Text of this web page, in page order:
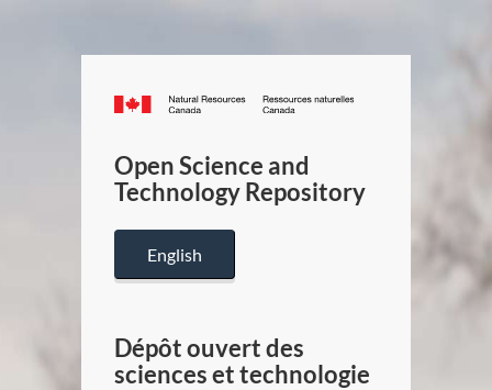
Canada.ca
/
Canada
Open Science and
Technology Repository
English
Dépôt ouvert des
sciences et technologie